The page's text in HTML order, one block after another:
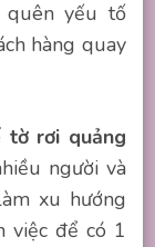
quên yếu tố
hàng quay
tờ rơi quảng
người và
xu hướng
việc để có 1